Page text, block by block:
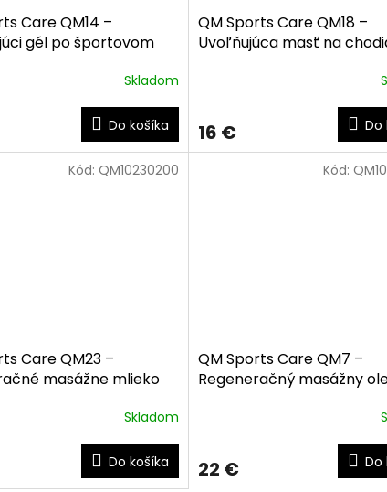
Care QM14 –
gél po športovom
Skladom
Do košíka
QM Sports Care QM18 –
Uvoľňujúca masť na
16 € Do
Care QM23 –
masážne mlieko
Skladom
Do košíka
Kód: QM10230200
QM Sports Care QM7 –
Regeneračný masážny
22 € Do
Kód: